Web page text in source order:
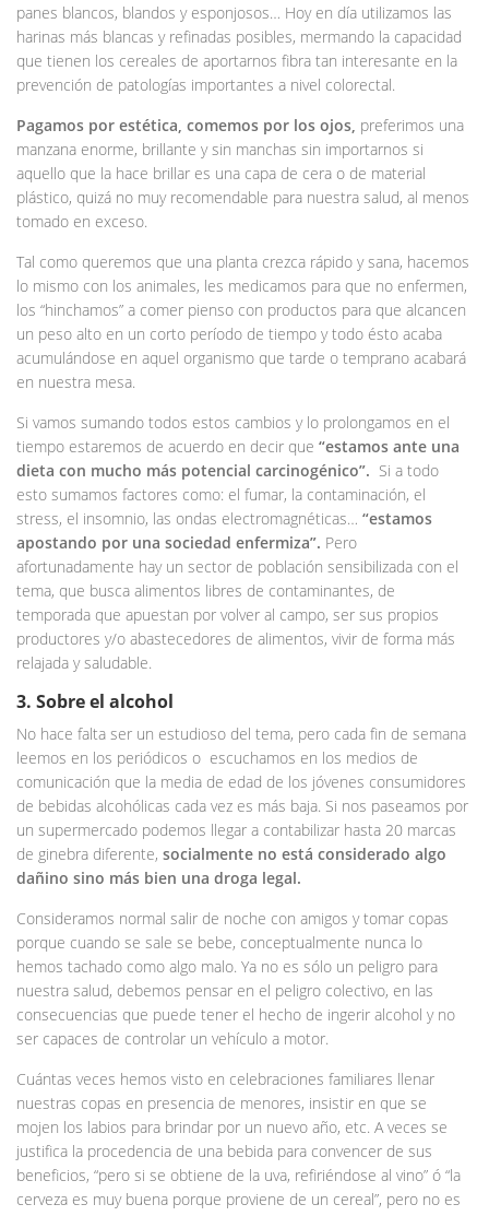
panes blancos, blandos y esponjosos… Hoy en día utilizamos las
harinas más blancas y refinadas posibles, mermando la capacidad
que tienen los cereales de aportarnos fibra tan interesante en la
prevención de patologías importantes a nivel colorectal.
Pagamos por estética, comemos por los ojos, preferimos una
manzana enorme, brillante y sin manchas sin importarnos si
aquello que la hace brillar es una capa de cera o de material
plástico, quizá no muy recomendable para nuestra salud, al menos
tomado en exceso.
Tal como queremos que una planta crezca rápido y sana, hacemos
lo mismo con los animales, les medicamos para que no enfermen,
los “hinchamos” a comer pienso con productos para que alcancen
un peso alto en un corto período de tiempo y todo ésto acaba
acumulándose en aquel organismo que tarde o temprano acabará
en nuestra mesa.
Si vamos sumando todos estos cambios y lo prolongamos en el
tiempo estaremos de acuerdo en decir que “estamos ante una
dieta con mucho más potencial carcinogénico”. Si a todo
esto sumamos factores como: el fumar, la contaminación, el
stress, el insomnio, las ondas electromagnéticas… “estamos
apostando por una sociedad enfermiza”. Pero
afortunadamente hay un sector de población sensibilizada con el
tema, que busca alimentos libres de contaminantes, de
temporada que apuestan por volver al campo, ser sus propios
productores y/o abastecedores de alimentos, vivir de forma más
relajada y saludable.
3. Sobre el alcohol
No hace falta ser un estudioso del tema, pero cada fin de semana
leemos en los periódicos o escuchamos en los medios de
comunicación que la media de edad de los jóvenes consumidores
de bebidas alcohólicas cada vez es más baja. Si nos paseamos por
un supermercado podemos llegar a contabilizar hasta 20 marcas
de ginebra diferente, socialmente no está considerado algo
dañino sino más bien una droga legal.
Consideramos normal salir de noche con amigos y tomar copas
porque cuando se sale se bebe, conceptualmente nunca lo
hemos tachado como algo malo. Ya no es sólo un peligro para
nuestra salud, debemos pensar en el peligro colectivo, en las
consecuencias que puede tener el hecho de ingerir alcohol y no
ser capaces de controlar un vehículo a motor.
Cuántas veces hemos visto en celebraciones familiares llenar
nuestras copas en presencia de menores, insistir en que se
mojen los labios para brindar por un nuevo año, etc. A veces se
justifica la procedencia de una bebida para convencer de sus
beneficios, “pero si se obtiene de la uva, refiriéndose al vino” ó “la
cerveza es muy buena porque proviene de un cereal”, pero no es